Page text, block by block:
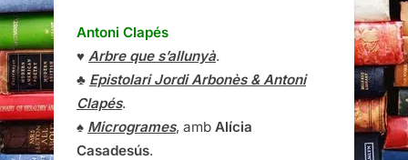
Antoni Clapés
♥ Arbre que s’allunyà.
♣ Epistolari Jordi Arbonès & Antoni
Clapés.
♠ Microgrames, amb Alícia
Casadesús.